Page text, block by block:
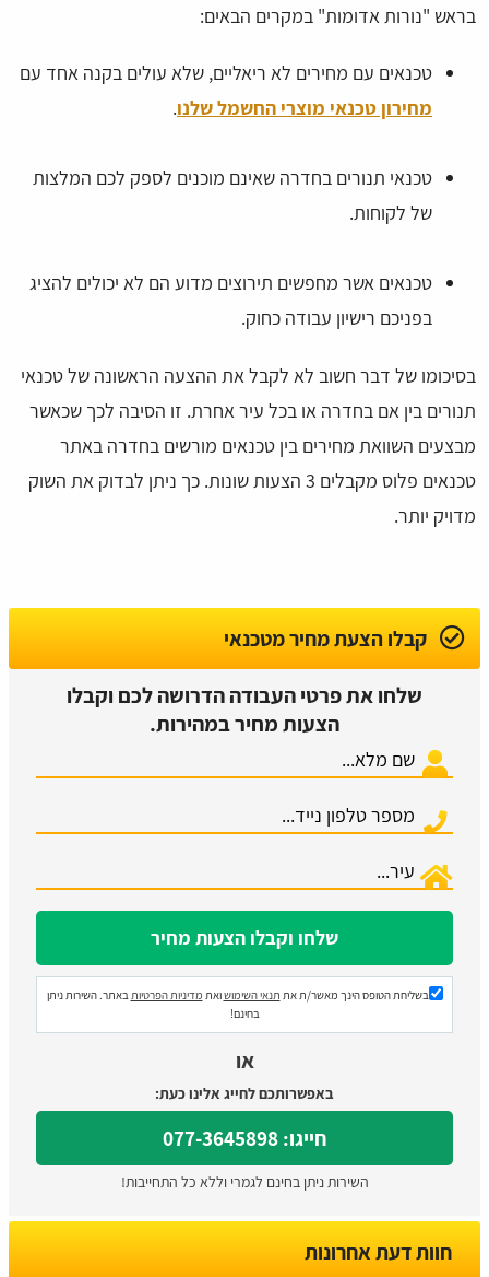
בראש "נורות אדומות" במקרים הבאים:
טכנאים עם מחירים לא ריאליים, שלא עולים בקנה אחד עם
מחירון טכנאי מוצרי החשמל שלנו.
טכנאי תנורים בחדרה שאינם מוכנים לספק לכם המלצות
של לקוחות.
טכנאים אשר מחפשים תירוצים מדוע הם לא יכולים להציג
בפניכם רישיון עבודה כחוק.
בסיכומו של דבר חשוב לא לקבל את ההצעה הראשונה של טכנאי
תנורים בין אם בחדרה או בכל עיר אחרת. זו הסיבה לכך שכאשר
מבצעים השוואת מחירים בין טכנאים מורשים בחדרה באתר
טכנאים פלוס מקבלים 3 הצעות שונות. כך ניתן לבדוק את השוק
מדויק יותר.
קבלו הצעת מחיר מטכנאי
שלחו את פרטי העבודה הדרושה לכם וקבלו
הצעות מחיר במהירות.
בשליחת הטופס הינך מאשר/ת את תנאי השימושואת מדיניות הפרטיותבאתר. השירות ניתן
בחינם!
או
באפשרותכם לחייג אלינו כעת:
חייגו: 077-3645898
השירות ניתן בחינם לגמרי וללא כל התחייבות!
חוות דעת אחרונות